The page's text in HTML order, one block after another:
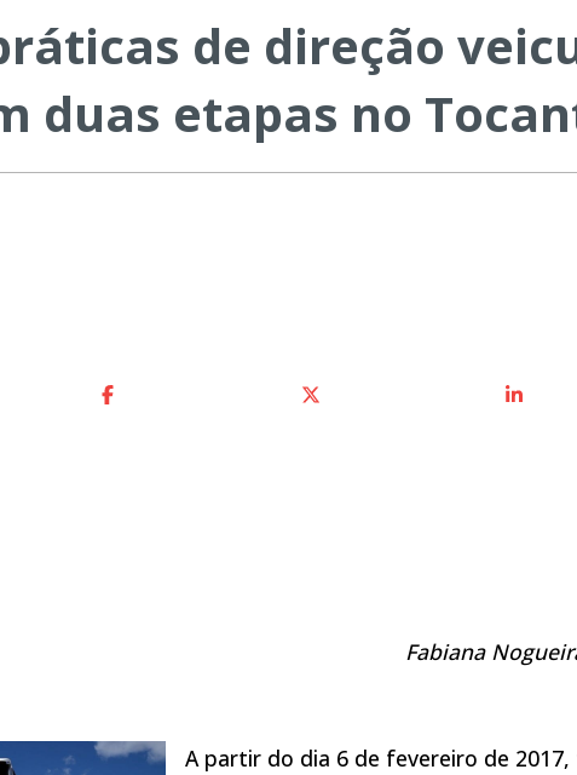
de direção
duas etapas no
Fabiana
A partir do dia 6 de fevereiro de 2017,